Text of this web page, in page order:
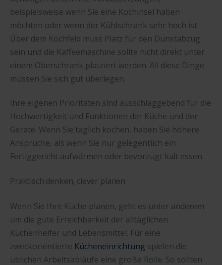
beispielsweise wenn Sie eine Kochinsel haben
möchten oder wenn der Kühlschrank sehr hoch ist.
Über dem Kochfeld muss Platz für den Dunstabzug
sein und die Kaffeemaschine sollte nicht direkt unter
einem Oberschrank platziert werden. All diese Dinge
müssen Sie sich gut überlegen.
Ihre eigenen Prioritäten sind ausschlaggebend für die
Hochwertigkeit und Funktionen der Küche und der
Geräte. Wenn Sie täglich kochen, haben Sie höhere
Ansprüche, als wenn Sie nur gelegentlich ein
Fertiggericht aufwärmen oder bevorzugt kalt essen.
Praktisch denken, clever planen
Wenn Sie Ihre Küche planen, geht es unter anderem
um die gute Erreichbarkeit der alltäglichen
Küchenhelfer und Lebensmittel. Für eine
zweckorientierte Kücheneinrichtung spielen die
üblichen Arbeitsabläufe eine große Rolle. So sollten